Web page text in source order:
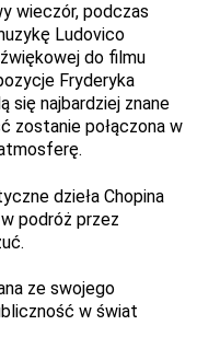
wieczór, podczas
Ludovico
do filmu
Fryderyka
się najbardziej znane
zostanie połączona w
dzieła Chopina
podróż przez
ze swojego
w świat